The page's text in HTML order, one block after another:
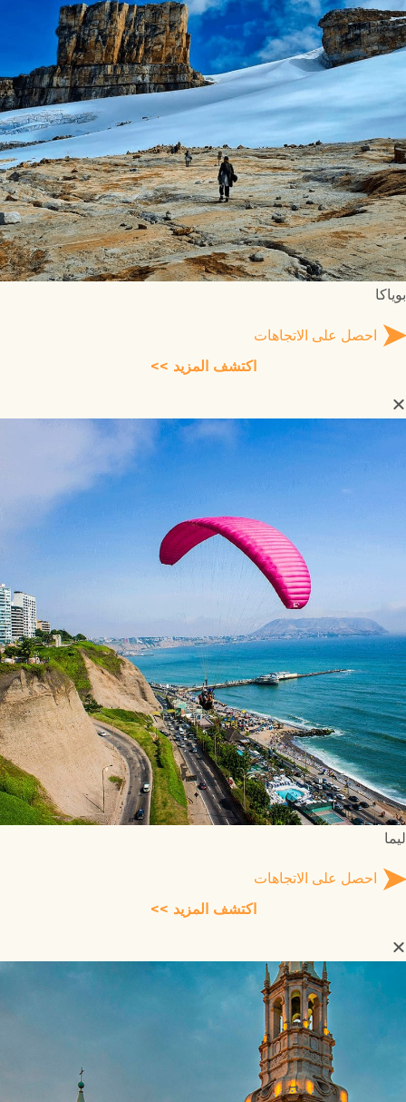
بوياكا
احصل على الاتجاهات
اكتشف المزيد >>
ليما
احصل على الاتجاهات
اكتشف المزيد >>